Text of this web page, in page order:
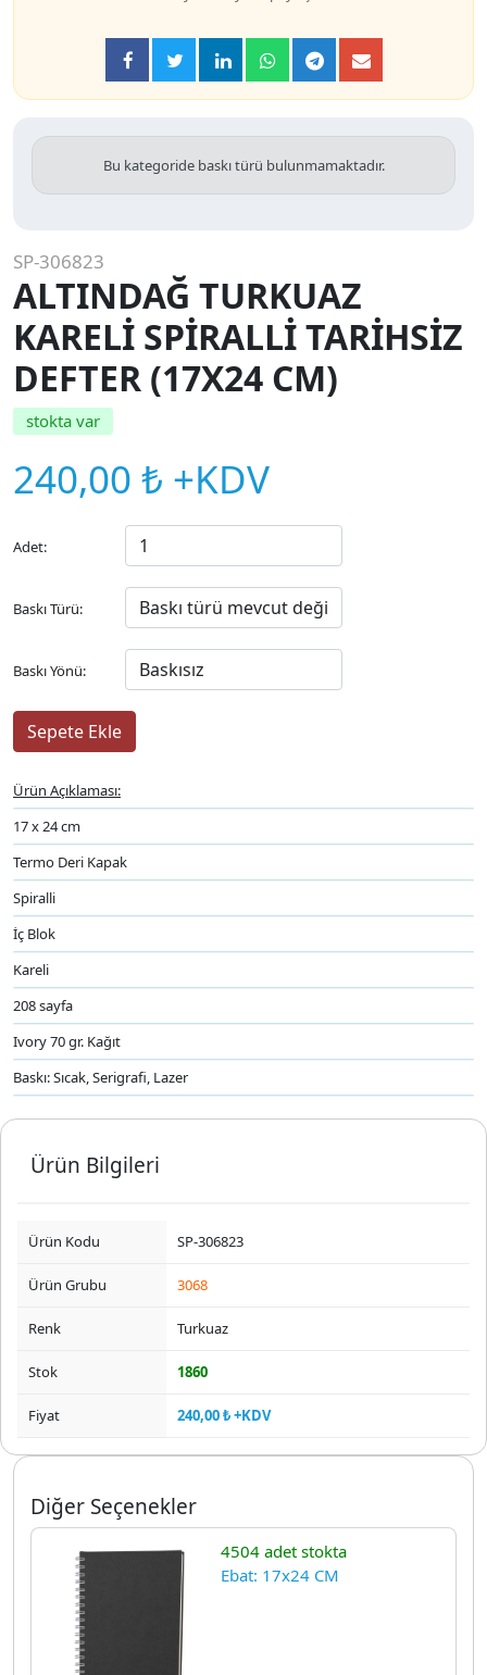
Bu kategoride baskı türü bulunmamaktadır.
SP-306823
ALTINDAĞ TURKUAZ
KARELİ SPİRALLİ TARİHSİZ
DEFTER (17X24 CM)
stokta var
240,00 ₺ +KDV
Adet:
Baskı Türü:
Baskı Yönü:
Ürün Açıklaması:
17 x 24 cm
Termo Deri Kapak
Spiralli
İç Blok
Kareli
208 sayfa
Ivory 70 gr. Kağıt
Baskı: Sıcak, Serigrafi, Lazer
Ürün Bilgileri
Ürün Kodu SP-306823
Ürün Grubu 3068
Renk Turkuaz
Stok 1860
Fiyat 240,00 ₺ +KDV
Diğer Seçenekler
4504 adet stokta
Ebat: 17x24 CM